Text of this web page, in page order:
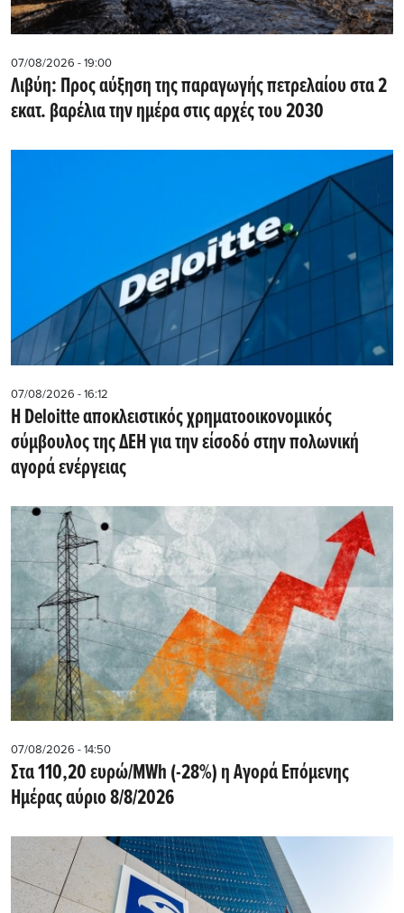
07/08/2026 - 19:00
Λιβύη: Προς αύξηση της παραγωγής πετρελαίου στα 2
εκατ. βαρέλια την ημέρα στις αρχές του 2030
07/08/2026 - 16:12
Η Deloitte αποκλειστικός χρηματοοικονομικός
σύμβουλος της ΔΕΗ για την είσοδό στην πολωνική
αγορά ενέργειας
07/08/2026 - 14:50
Στα 110,20 ευρώ/MWh (-28%) η Αγορά Επόμενης
Ημέρας αύριο 8/8/2026